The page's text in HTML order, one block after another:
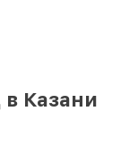
: поломка
Казани